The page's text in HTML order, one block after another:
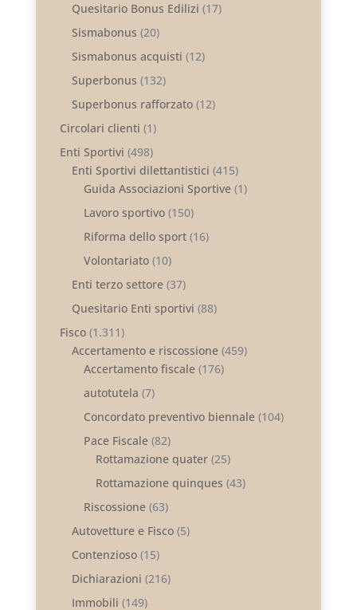
Quesitario Bonus Edilizi (17)
Sismabonus (20)
Sismabonus acquisti (12)
Superbonus (132)
Superbonus rafforzato(12)
Circolari clienti (1)
Enti Sportivi (498)
Enti Sportivi dilettantistici (415)
Guida Associazioni Sportive(1)
Lavoro sportivo(150)
Riforma dello sport(16)
Volontariato(10)
Enti terzo settore(37)
Quesitario Enti sportivi (88)
Fisco(1.311)
Accertamento e riscossione(459)
Accertamento fiscale(176)
autotutela (7)
Concordato preventivo biennale(104)
Pace Fiscale(82)
Rottamazione quater(25)
Rottamazione quinques (43)
Riscossione(63)
Autovetture e Fisco(5)
Contenzioso(15)
Dichiarazioni (216)
Immobili (149)